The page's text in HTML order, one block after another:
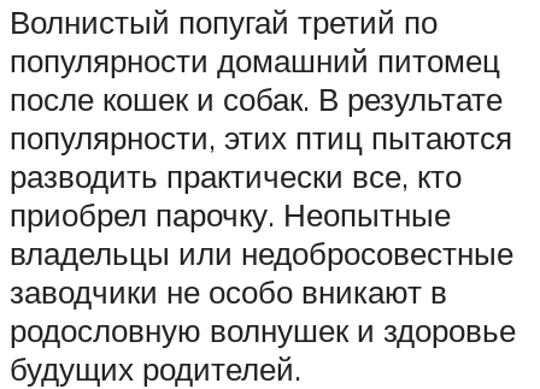
Волнистый попугай третий по
популярности домашний питомец
после кошек и собак. В результате
популярности, этих птиц пытаются
разводить практически все, кто
приобрел парочку. Неопытные
владельцы или недобросовестные
заводчики не особо вникают в
родословную волнушек и здоровье
будущих родителей.